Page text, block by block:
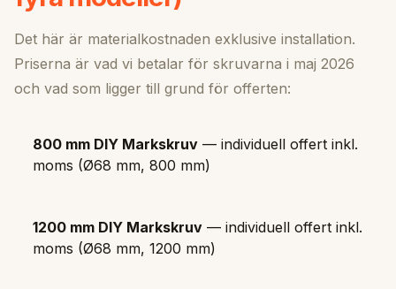
Det här är materialkostnaden exklusive installation.
Priserna är vad vi betalar för skruvarna i maj 2026
och vad som ligger till grund för offerten:
800 mm DIY Markskruv — individuell offert inkl.
moms (Ø68 mm, 800 mm)
1200 mm DIY Markskruv — individuell offert inkl.
moms (Ø68 mm, 1200 mm)